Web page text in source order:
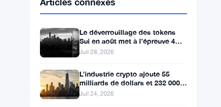
SolanaSOL $75.4546 ▲ +1.77%
XRPXRP $1.0408